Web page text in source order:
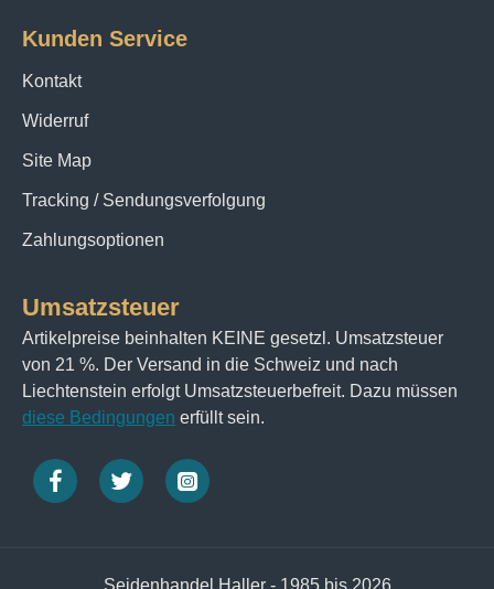
Kunden Service
Kontakt
Widerruf
Site Map
Tracking / Sendungsverfolgung
Zahlungsoptionen
Umsatzsteuer
Artikelpreise beinhalten KEINE gesetzl. Umsatzsteuer
von 21 %. Der Versand in die Schweiz und nach
Liechtenstein erfolgt Umsatzsteuerbefreit. Dazu müssen
diese Bedingungen erfüllt sein.
Seidenhandel Haller - 1985 bis 2026